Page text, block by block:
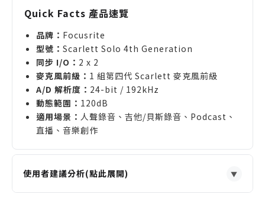
Quick Facts 產品速覽
品牌： Focusrite
型號： Scarlett Solo 4th Generation
同步 I/O： 2 x 2
麥克風前級： 1 組第四代 Scarlett 麥克風前級
A/D 解析度： 24-bit / 192kHz
動態範圍： 120dB
適用場景： 人聲錄音、吉他/貝斯錄音、Podcast、
直播、音樂創作
使用者建議分析(點此展開) ▼